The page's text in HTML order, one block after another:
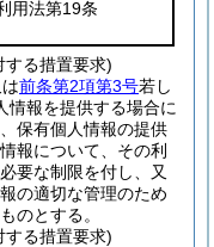
用法第19条
する措置要求)
前条第2項第3号若し
情報を提供する場合に
保有個人情報の提供
報について、その利
要な制限を付し、又
の適切な管理のため
のとする。
する措置要求)